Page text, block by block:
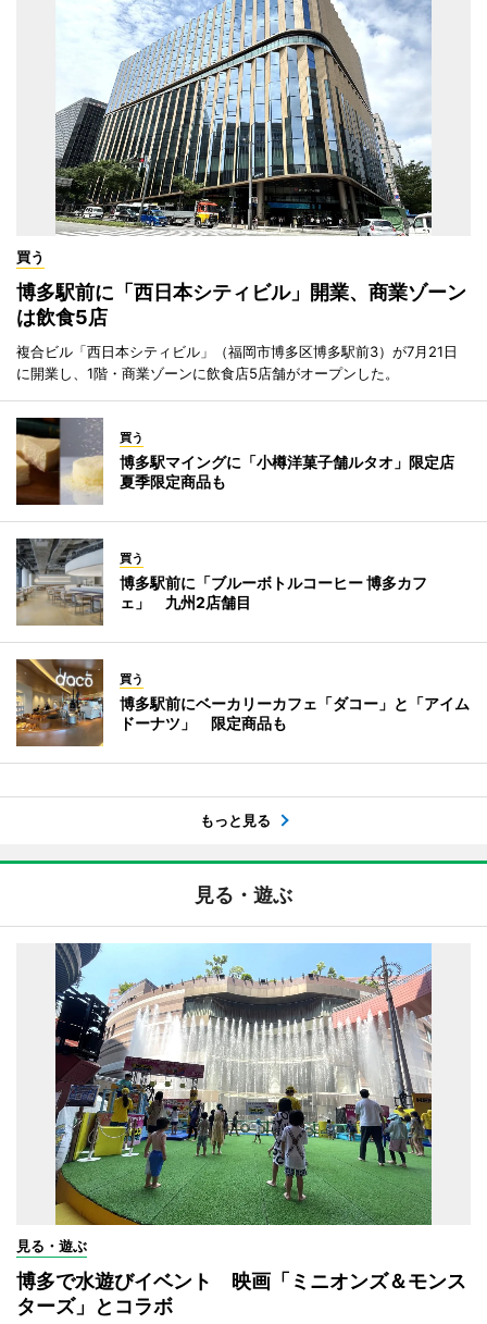
買う
博多駅前に「西日本シティビル」開業、商業ゾーン
は飲食5店
複合ビル「西日本シティビル」（福岡市博多区博多駅前3）が7月21日
に開業し、1階・商業ゾーンに飲食店5店舗がオープンした。
買う
博多駅マイングに「小樽洋菓子舗ルタオ」限定店
夏季限定商品も
買う
博多駅前に「ブルーボトルコーヒー 博多カフ
ェ」 九州2店舗目
買う
博多駅前にベーカリーカフェ「ダコー」と「アイム
ドーナツ」 限定商品も
もっと見る
見る・遊ぶ
見る・遊ぶ
博多で水遊びイベント 映画「ミニオンズ＆モンス
ターズ」とコラボ